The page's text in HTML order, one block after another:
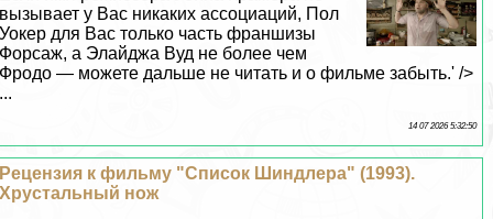
вызывает у Вас никаких ассоциаций, Пол
Уокер для Вас только часть франшизы
Форсаж, а Элайджа Вуд не более чем
Фродо — можете дальше не читать и о фильме забыть.' />
...
14 07 2026 5:32:50
Рецензия к фильму "Список Шиндлера" (1993).
Хрустальный нож